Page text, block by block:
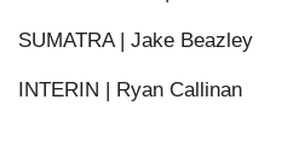
SUMATRA | Jake Beazley
INTERIN | Ryan Callinan